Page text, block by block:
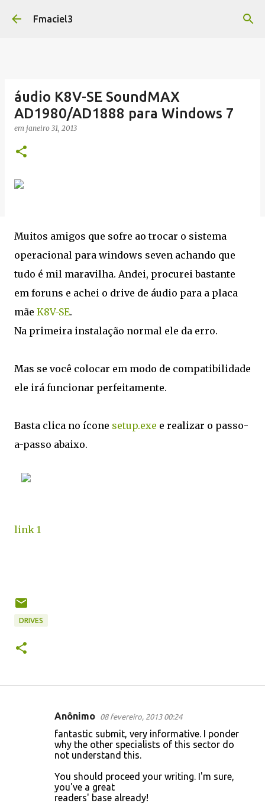
Pular para o conteúdo principal
Fmaciel3
áudio K8V-SE SoundMAX
AD1980/AD1888 para Windows 7
em janeiro 31, 2013
Muitos amigos que sofre ao trocar o sistema
operacional para windows seven achando que
tudo é mil maravilha. Andei, procurei bastante
em foruns e achei o drive de áudio para a placa
mãe K8V-SE.
Na primeira instalação normal ele da erro.
Mas se você colocar em modo de compatibilidade
ele irá funcionar perfeitamente.
Basta clica no ícone setup.exe e realizar o passo-
a-passo abaixo.
link 1
DRIVES
Anônimo 08 fevereiro, 2013 00:24
fantastic submit, very informative. I ponder
why the other specialists of this sector do
not understand this.
You should proceed your writing. I'm sure,
you've a great
readers' base already!